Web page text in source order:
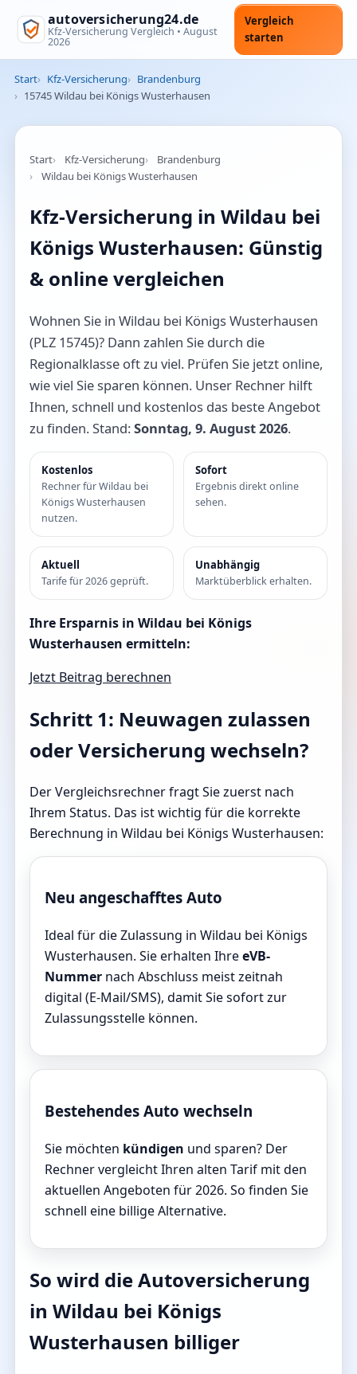
autoversicherung24.de
Kfz-Versicherung Vergleich • August
2026
Vergleich
starten
Start Kfz-Versicherung
Brandenburg
15745 Wildau bei Königs Wusterhausen
Start Kfz-Versicherung
Brandenburg
Wildau bei Königs Wusterhausen
Kfz-Versicherung in Wildau bei
Königs Wusterhausen: Günstig
& online vergleichen
Wohnen Sie in Wildau bei Königs Wusterhausen
(PLZ 15745)? Dann zahlen Sie durch die
Regionalklasse oft zu viel. Prüfen Sie jetzt online,
wie viel Sie sparen können. Unser Rechner hilft
Ihnen, schnell und kostenlos das beste Angebot
zu finden. Stand:Sonntag, 9. August 2026.
Kostenlos
Rechner für Wildau bei
Königs Wusterhausen
nutzen.
Sofort
Ergebnis direkt online
sehen.
Aktuell
Tarife für 2026 geprüft.
Unabhängig
Marktüberblick erhalten.
Ihre Ersparnis in Wildau bei Königs
Wusterhausen ermitteln:
Jetzt Beitrag berechnen
Schritt 1: Neuwagen zulassen
oder Versicherung wechseln?
Der Vergleichsrechner fragt Sie zuerst nach
Ihrem Status. Das ist wichtig für die korrekte
Berechnung in Wildau bei Königs Wusterhausen:
Neu angeschafftes Auto
Ideal für die Zulassung in Wildau bei Königs
Wusterhausen. Sie erhalten IhreeVB-
Nummer nach Abschluss meist zeitnah
digital (E-Mail/SMS), damit Sie sofort zur
Zulassungsstelle können.
Bestehendes Auto wechseln
Sie möchten kündigen und sparen? Der
Rechner vergleicht Ihren alten Tarif mit den
aktuellen Angeboten für 2026. So finden Sie
schnell eine billige Alternative.
So wird die Autoversicherung
in Wildau bei Königs
Wusterhausen billiger